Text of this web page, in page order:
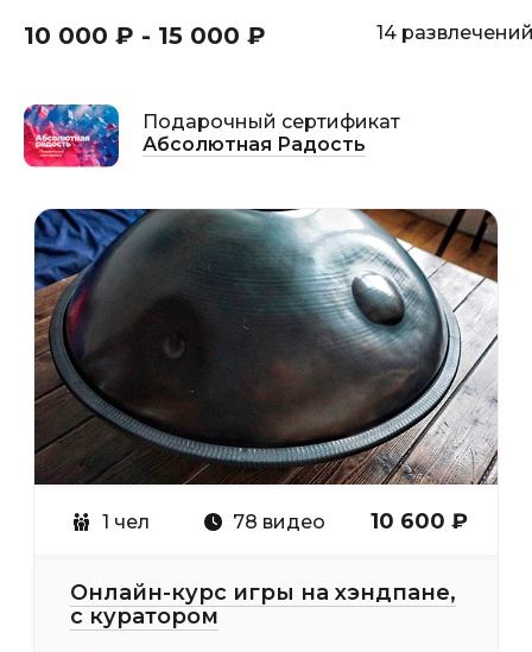
10 000 ₽ - 15 000 ₽ 14
Подарочный сертификат
Абсолютная Радость
6+
1 чел 78 видео 10 600 ₽
Онлайн-курс игры на хэндпане,
с куратором